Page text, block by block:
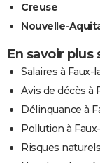
Creuse
Nouvelle-
En savoir plus
Salaires à Faux-
Avis de décès à
Délinquance à
Pollution à
Risques